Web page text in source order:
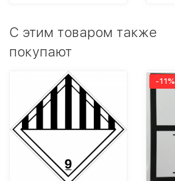
C этим товаром также
покупают
-11%